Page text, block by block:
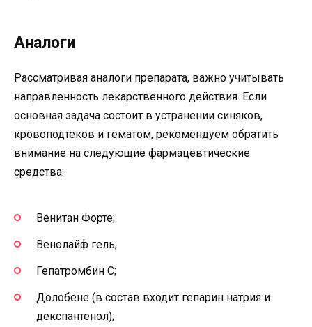
Аналоги
Рассматривая аналоги препарата, важно учитывать
направленность лекарственного действия. Если
основная задача состоит в устранении синяков,
кровоподтёков и гематом, рекомендуем обратить
внимание на следующие фармацевтические
средства:
Венитан Форте;
Венолайф гель;
Гепатромбин С;
Долобене (в состав входит гепарин натрия и
декспантенол);